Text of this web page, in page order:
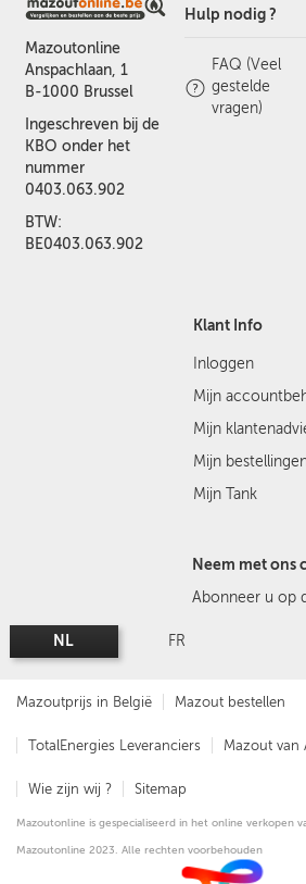
Mazoutonline
Anspachlaan, 1
B-1000 Brussel
Ingeschreven bij de
KBO onder het
nummer
0403.063.902
BTW:
BE0403.063.902
Hulp nodig ?
FAQ (Veel
gestelde
vragen)
Klant Info
Inloggen
Mijn
Mijn
Mijn
Mijn Tank
Neem met ons
Abonneer u op
NL FR
Mazoutprijs in België Mazout bestellen
TotalEnergies Leveranciers Mazout van
Wie zijn wij ? Sitemap
Mazoutonline is gespecialiseerd in het online verkopen
Mazoutonline 2023. Alle rechten voorbehouden